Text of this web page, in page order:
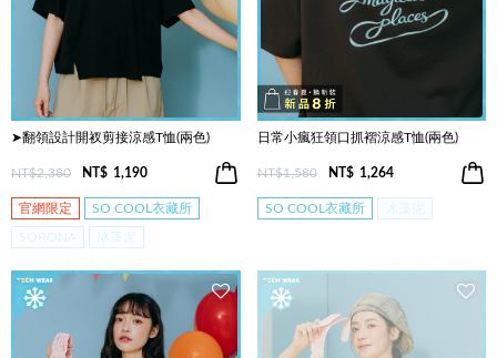
➤翻領設計開衩剪接涼感T恤(兩色)
NT$2,380 NT$ 1,190
官網限定 SO COOL衣藏所
SORONA 冰藻泥
日常小瘋狂領口抓褶涼感T恤(兩色)
NT$1,580 NT$ 1,264
SO COOL衣藏所 冰藻泥